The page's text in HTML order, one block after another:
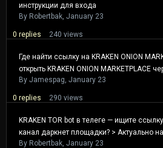
инструкции для входа
By Robertbak January 23
0 replies 240 views
Где найти ссылку на KRAKEN ONION
открыть KRAKEN ONION MARKETPLACE
By Jamespag January 23
0 replies 290 views
KRAKEN TOR bot в телеге — ищите
канал даркнет площадки? > Актуально на
By Robertbak January 23